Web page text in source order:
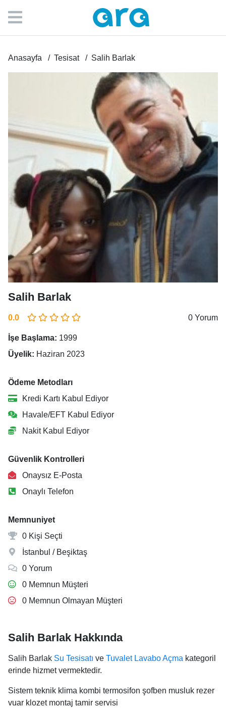
Anasayfa Tesisat Salih Barlak
Salih Barlak
0.0 0 Yorum
İşe Başlama: 1999
Üyelik: Haziran 2023
Ödeme Metodları
Kredi Kartı Kabul Ediyor
Havale/EFT Kabul Ediyor
Nakit Kabul Ediyor
Güvenlik Kontrolleri
Onaysız E-Posta
Onaylı Telefon
Memnuniyet
0 Kişi Seçti
İstanbul / Beşiktaş
0 Yorum
0 Memnun Müşteri
0 Memnun Olmayan Müşteri
Salih Barlak Hakkında
Salih Barlak Su Tesisatı ve Tuvalet Lavabo Açma kategoril
erinde hizmet vermektedir.
Sistem teknik klima kombi termosifon şofben musluk rezer
vuar klozet montaj tamir servisi